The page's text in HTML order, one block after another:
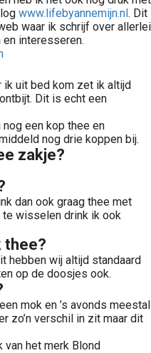
www.lifebyannemijn.nl. Dit
waar ik schrijf over allerlei
interesseren.
ik uit bed kom zet ik altijd
Dit is echt een
een kop thee en
nog drie koppen bij.
zakje?
dan ook graag thee met
wisselen drink ik ook
thee?
hebben wij altijd standaard
op de doosjes ook.
mok en ’s avonds meestal
zo’n verschil in zit maar dit
het merk Blond